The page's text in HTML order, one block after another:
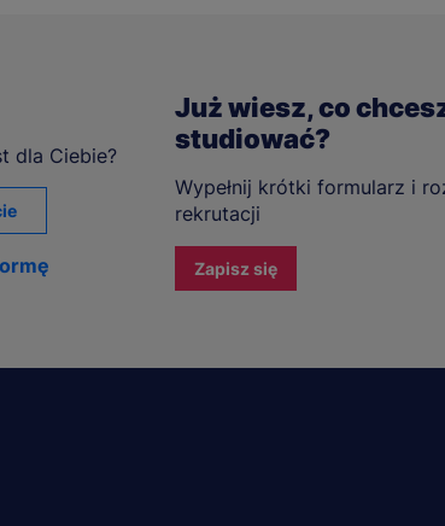
dla Ciebie?
Już wiesz, co
studiować?
Wypełnij krótki formularz i
rekrutacji
Zapisz się